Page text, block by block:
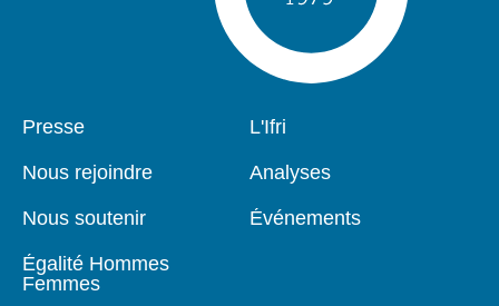
Pied
Presse
Nous rejoindre
Nous soutenir
Égalité Hommes
Femmes
Navigation
L'Ifri
Analyses
Événements